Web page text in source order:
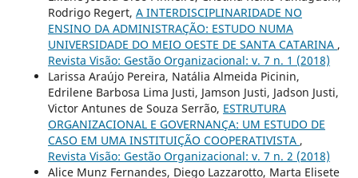
Rodrigo Regert, A INTERDISCIPLINARIDADE NO
ENSINO DA ADMINISTRAÇÃO: ESTUDO NUMA
UNIVERSIDADE DO MEIO OESTE DE SANTA CATARINA ,
Revista Visão: Gestão Organizacional: v. 7 n. 1 (2018)
Larissa Araújo Pereira, Natália Almeida Picinin,
Edrilene Barbosa Lima Justi, Jamson Justi, Jadson Justi,
Victor Antunes de Souza Serrão, ESTRUTURA
ORGANIZACIONAL E GOVERNANÇA: UM ESTUDO DE
CASO EM UMA INSTITUIÇÃO COOPERATIVISTA ,
Revista Visão: Gestão Organizacional: v. 7 n. 2 (2018)
Alice Munz Fernandes, Diego Lazzarotto, Marta Elisete